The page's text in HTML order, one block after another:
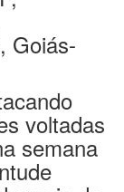
Goiás-
voltadas
semana